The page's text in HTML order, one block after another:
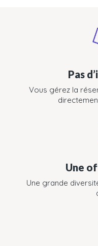
Pas
Vous gérez la
Une
Une grande